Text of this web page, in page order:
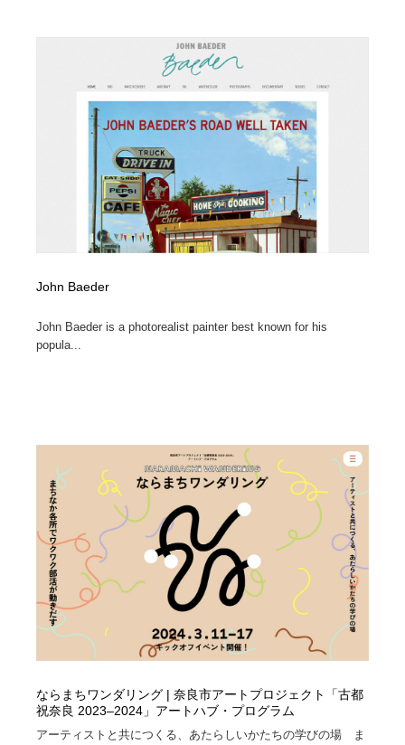
John Baeder
John Baeder is a photorealist painter best known for his
popula...
ならまちワンダリング | 奈良市アートプロジェクト「古都
祝奈良 2023–2024」アートハブ・プログラム
アーティストと共につくる、あたらしいかたちの学びの場 ま